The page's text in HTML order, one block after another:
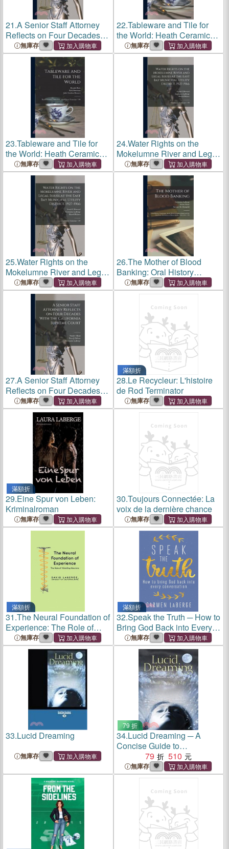
21.A Senior Staff Attorney
Reflects on Four Decades
With the California Supreme
Court
無庫存
22.Tableware and Tile for
the World: Heath Ceramics,
1944-1994: Oral History
Transcript / 199
無庫存
23.Tableware and Tile for
the World: Heath Ceramics,
1944-1994: Oral History
Transcript / 199
無庫存
24.Water Rights on the
Mokelumne River and Legal
Issues at the East Bay
Municipal Utility District,
1927-1966: Oral History
Transcript / 199
無庫存
25.Water Rights on the
Mokelumne River and Legal
Issues at the East Bay
Municipal Utility District,
1927-1966: Oral History
Transcript / 199
無庫存
26.The Mother of Blood
Banking: Oral History
Transcript: Irwin Memorial
Blood Bank and the
American Association of
Blood Banks, 1944-1994 /
無庫存
27.A Senior Staff Attorney
Reflects on Four Decades
With the California Supreme
Court
無庫存
滿額折
28.Le Recycleur: L'histoire
de Rod Terminator
無庫存
滿額折
29.Eine Spur von Leben:
Kriminalroman
無庫存
30.Toujours Connectée: La
voix de la dernière chance
無庫存
滿額折
31.The Neural Foundation of
Experience: The Role of
Vibrating Neurons
無庫存
滿額折
32.Speak the Truth ─ How to
Bring God Back into Every
Conversation
無庫存
33.Lucid Dreaming
無庫存
79 折
34.Lucid Dreaming ─ A
Concise Guide to
Awakening in Your Dreams
and in Your Life
79 510
無庫存